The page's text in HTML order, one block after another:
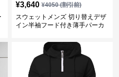
¥3,640 ¥4050(割引前)
スウェットメンズ 切り替えデザ
イン半袖フード付き薄手パーカ